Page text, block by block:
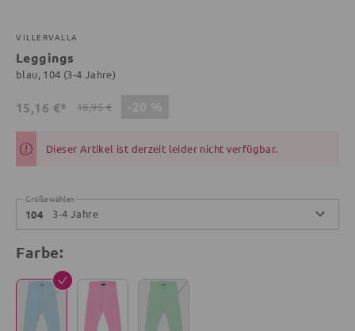
VILLERVALLA
Leggings
blau, 104 (3-4 Jahre)
15,16 €* 18,95 €
Dieser Artikel ist derzeit leider nicht verfügbar.
Größe wählen
104 3-4 Jahre
Farbe: